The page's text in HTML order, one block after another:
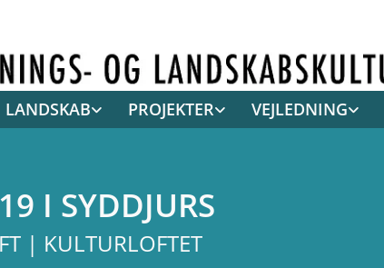
LANDSKAB PROJEKTER VEJLEDNING
I SYDDJURS
| KULTURLOFTET